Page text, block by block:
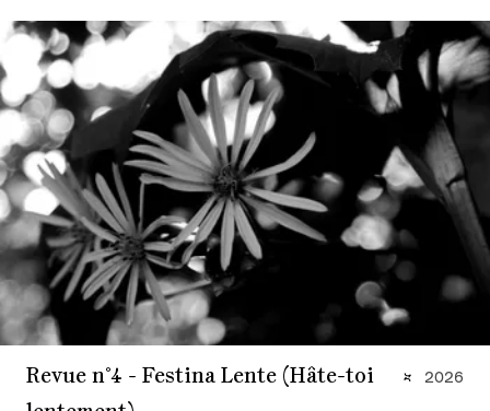
Revue n°4 - Festina Lente (Hâte-toi
2026